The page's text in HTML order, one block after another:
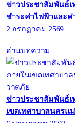
ข่าวประชาสัมพันธ์เ
ชำระค่าไฟฟ้าและ
2 กรกฏาคม 2569
อ่านบทความ
ข่าวประชาสัมพันธ์
เขตเทศาบาลนครแ